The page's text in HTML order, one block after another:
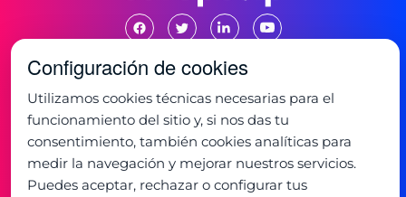
Oficina:
C/ de la Mancha 1
28823 - Coslada, Madrid
+34 91 673 32 32
Horario:
Configuración de cookies
Utilizamos cookies técnicas necesarias para el
funcionamiento del sitio y, si nos das tu
consentimiento, también cookies analíticas para
medir la navegación y mejorar nuestros servicios.
Puedes aceptar, rechazar o configurar tus